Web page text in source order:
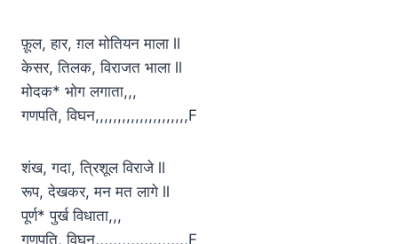
फ़ूल, हार, ग़ल मोतियन माला ll
केसर, तिलक, विराजत भाला ll
मोदक* भोग लगाता,,,
गणपति, विघन,,,,,,,,,,,,,,,,,,,,,F
शंख, गदा, त्रिशूल विराजे ll
रूप, देखकर, मन मत लागे ll
पूर्ण* पुर्ख विधाता,,,
गणपति, विघन,,,,,,,,,,,,,,,,,,,,,F